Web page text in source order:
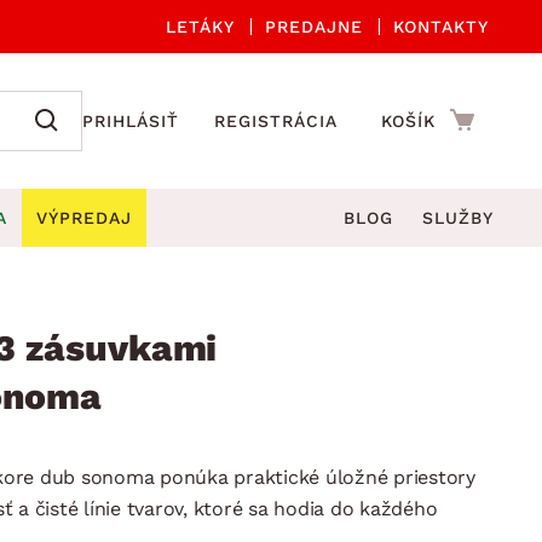
LETÁKY PREDAJNE KONTAKTY
PRIHLÁSIŤ REGISTRÁCIA KOŠÍK
Kuchynské príslušenstvo
Zobrazit vše
stoličky a kreslá
hojdačky
lehátka
VÝPREDAJ BLOG SLUŽBY
zásuvkami
dub sonoma ponúka praktické úložné priestory
a čisté línie tvarov, ktoré sa hodia do každého